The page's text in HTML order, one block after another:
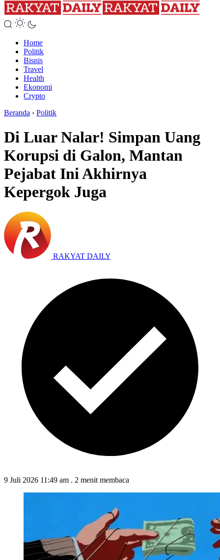
Home
Politik
Bisnis
Travel
Health
Ekonomi
Crypto
Beranda › Politik
Di Luar Nalar! Simpan Uang
Korupsi di Galon, Mantan
Pejabat Ini Akhirnya
Kepergok Juga
RAKYAT DAILY
9 Juli 2026 11:49 am . 2 menit membaca